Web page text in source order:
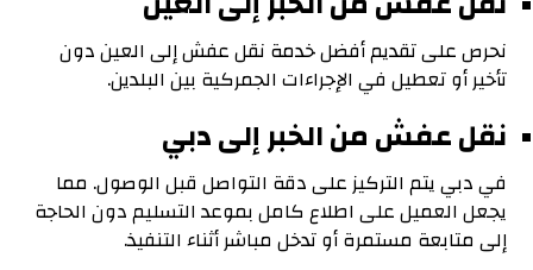
نحرص على تقديم أفضل خدمة نقل عفش إلى العين دون
تأخير أو تعطيل في الإجراءات الجمركية بين البلدين.
نقل عفش من الخبر إلى دبي
في دبي يتم التركيز على دقة التواصل قبل الوصول. مما
يجعل العميل على اطلاع كامل بموعد التسليم دون الحاجة
إلى متابعة مستمرة أو تدخل مباشر أثناء التنفيذ.